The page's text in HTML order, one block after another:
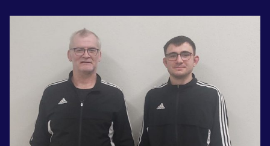
Zet een personal record
in onze gym
Fitness